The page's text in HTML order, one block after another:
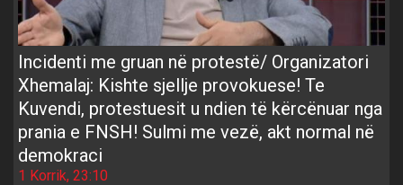
Incidenti me gruan në protestë/ Organizatori
Xhemalaj: Kishte sjellje provokuese! Te
Kuvendi, protestuesit u ndien të kërcënuar nga
prania e FNSH! Sulmi me vezë, akt normal në
demokraci
1 Korrik, 23:10